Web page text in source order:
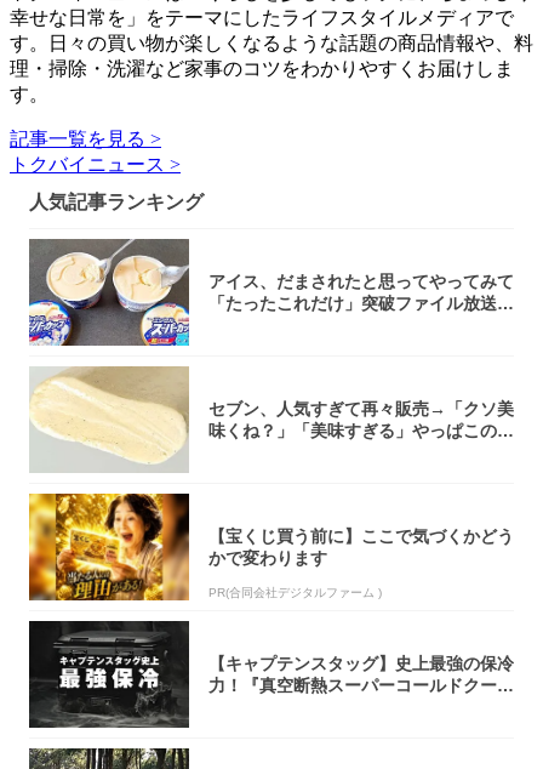
幸せな日常を」をテーマにしたライフスタイルメディアで
す。日々の買い物が楽しくなるような話題の商品情報や、料
理・掃除・洗濯など家事のコツをわかりやすくお届けしま
す。
記事一覧を見る >
トクバイニュース >
人気記事ランキング
アイス、だまされたと思ってやってみて
「たったこれだけ」突破ファイル放送で
セブン、人気すぎて再々販売→「クソ美
味くね？」「美味すぎる」やっぱこのク
【宝くじ買う前に】ここで気づくかどう
かで変わります
PR(合同会社デジタルファーム )
【キャプテンスタッグ】史上最強の保冷
力！『真空断熱スーパーコールドクーラ